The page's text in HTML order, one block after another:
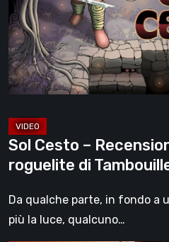
la
1.0
del
roguelite
di
[Video]
Sol Cesto –
roguelite di
Da qualche parte, in fondo a
più la luce, qualcuno…